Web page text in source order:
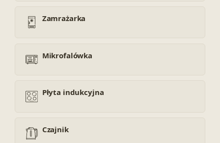
Zamrażarka
Mikrofalówka
Płyta indukcyjna
Czajnik